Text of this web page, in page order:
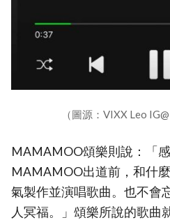
（圖源：VIXX Leo
MAMAMOO頌樂則說：「
MAMAMOO出道前，和什
氣製作並演唱歌曲。也不會
人冥福。」頌樂所說的歌曲